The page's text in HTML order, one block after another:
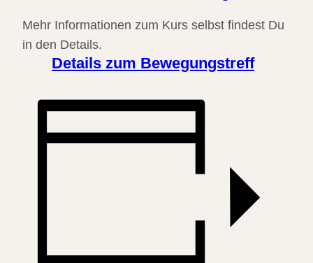
Mehr Informationen zum Kurs selbst findest Du
in den Details.
Details zum Bewegungstreff